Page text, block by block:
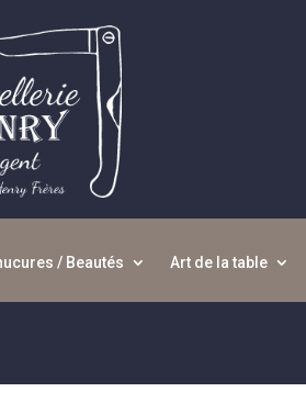
/ Beautés Art de la table